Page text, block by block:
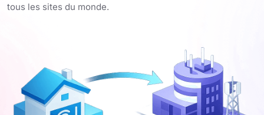
tous les sites du monde.